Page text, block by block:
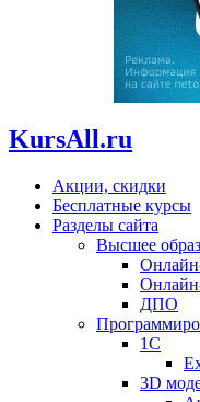
KursAll.ru
Акции, скидки
Бесплатные курсы
Разделы сайта
Высшее
ДПО
1С
3D